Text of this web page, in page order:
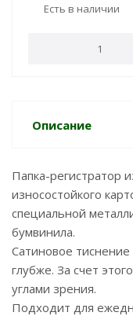
Есть в наличии
Описание
Папка-регистратор
износостойкого
специальной
бумвинила.
Сатиновое тиснение
глубже. За счет
углами зрения.
Подходит для